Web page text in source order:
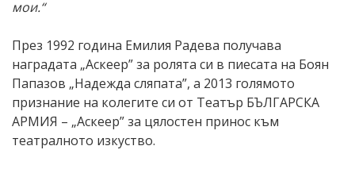
мои.“
През 1992 година Емилия Радева получава
наградата „Аскеер” за ролята си в пиесата на Боян
Папазов „Надежда сляпата”, а 2013 голямото
признание на колегите си от Театър БЪЛГАРСКА
АРМИЯ – „Аскеер” за цялостен принос към
театралното изкуство.